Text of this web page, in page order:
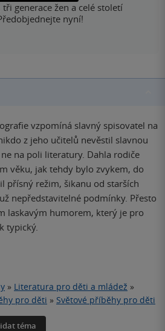
generace žen a celé století
nyní!
vzpomíná slavný spisovatel na
z jeho učitelů nevěstil slavnou
na poli literatury. Dahla rodiče
věku, jak tehdy bylo zvykem, do
přísný režim, šikanu od starších
nepředstavitelné podmínky. Přesto
laskavým humorem, který je pro
typický.
» Literatura pro děti a mládež »
pro děti » Světové příběhy pro děti
téma